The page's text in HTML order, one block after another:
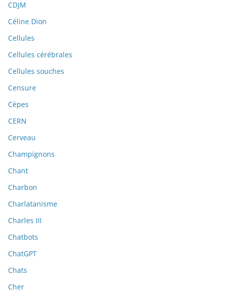
CDJM
Céline Dion
Cellules
Cellules cérébrales
Cellules souches
Censure
Cèpes
CERN
Cerveau
Champignons
Chant
Charbon
Charlatanisme
Charles III
Chatbots
ChatGPT
Chats
Cher